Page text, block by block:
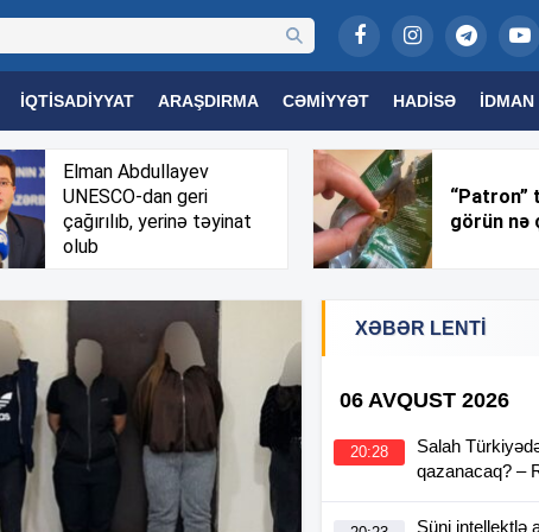
İQTISADIYYAT ARAŞDIRMA CƏMIYYƏT HADISƏ İDMAN
SAĞLAMLIQ MARAQLI TRIBUNA TV
Elman Abdullayev
UNESCO-dan geri
çağırılıb, yerinə təyinat
olub
“Patron”
görün nə
XƏBƏR LENTİ
06 AVQUST 2026
20:28
Salah
qazanacaq? –
Süni intellektlə